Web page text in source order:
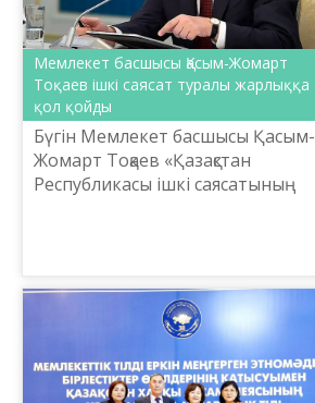
Мемлекет басшысы Қасым-Жомарт
Тоқаев ішкі саясат туралы жарлыққа
қол қойды
Бүгін Мемлекет басшысы Қасым-
Жомарт Тоқаев «Қазақстан
Республикасы ішкі саясатының